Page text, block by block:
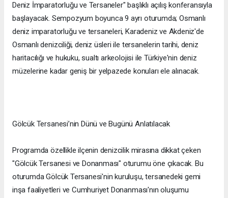
Deniz İmparatorluğu ve Tersaneler" başlıklı açılış konferansıyla
başlayacak. Sempozyum boyunca 9 ayrı oturumda; Osmanlı
deniz imparatorluğu ve tersaneleri, Karadeniz ve Akdeniz'de
Osmanlı denizciliği, deniz üsleri ile tersanelerin tarihi, deniz
haritacılığı ve hukuku, sualtı arkeolojisi ile Türkiye'nin deniz
müzelerine kadar geniş bir yelpazede konuları ele alınacak.
Gölcük Tersanesi’nin Dünü ve Bugünü Anlatılacak
Programda özellikle ilçenin denizcilik mirasına dikkat çeken
"Gölcük Tersanesi ve Donanması" oturumu öne çıkacak. Bu
oturumda Gölcük Tersanesi'nin kuruluşu, tersanedeki gemi
inşa faaliyetleri ve Cumhuriyet Donanması'nın oluşumu